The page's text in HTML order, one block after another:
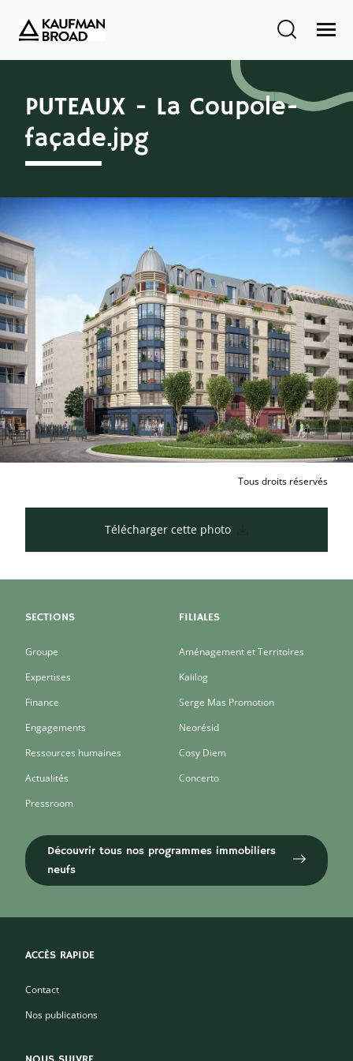
PUTEAUX - La Coupole-
façade.jpg
Tous droits réservés
Télécharger cette photo
SECTIONS
Groupe
Expertises
Finance
Engagements
Ressources humaines
Actualités
Pressroom
FILIALES
Aménagement et Territoires
Kalilog
Serge Mas Promotion
Neorésid
Cosy Diem
Concerto
Découvrir tous nos programmes immobiliers
neufs
ACCÈS RAPIDE
Contact
Nos publications